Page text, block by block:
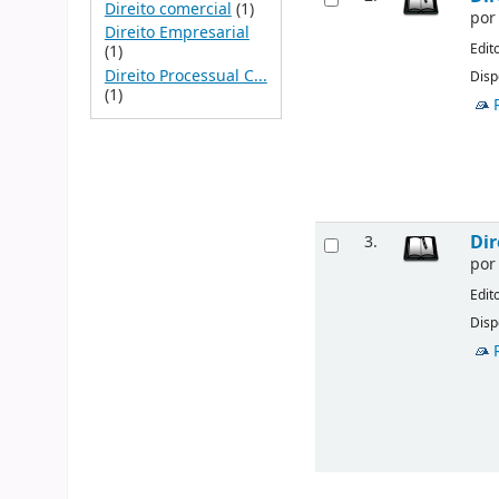
Direito comercial (1)
Direito Empresarial
(1)
Direito Processual C...
(1)
3.